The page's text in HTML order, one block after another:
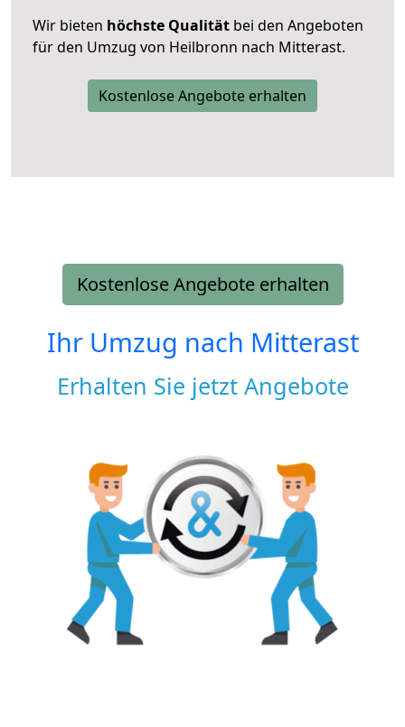
Wir bieten höchste Qualität bei den Angeboten
für den Umzug von Heilbronn nach Mitterast.
Kostenlose Angebote erhalten
Kostenlose Angebote erhalten
Ihr Umzug nach Mitterast
Erhalten Sie jetzt Angebote